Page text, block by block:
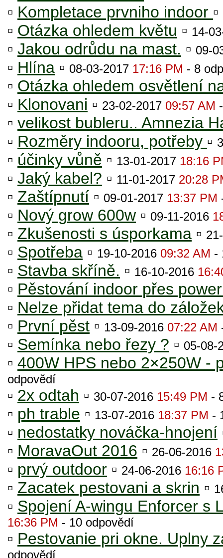
▫ Kompletace prvniho indoor ▫
▫ Otázka ohledem květu ▫ 14-
▫ Jakou odrůdu na mast. ▫ 09-
▫ Hlína ▫ 08-03-2017 17:16 PM - 8
▫ Otázka ohledem osvětlení
▫ Klonovani ▫ 23-02-2017 09:57 AM
▫ velikost bubleru.. Amnezia
▫ Rozměry indooru, potřeby ▫
▫ účinky vůně ▫ 13-01-2017 18:16
▫ Jaký kabel? ▫ 11-01-2017 20:28
▫ Zaštípnutí ▫ 09-01-2017 13:37 PM
▫ Nový grow 600w ▫ 09-11-2016
▫ Zkušenosti s úsporkama ▫
▫ Spotřeba ▫ 19-10-2016 09:32 AM -
▫ Stavba skříně. ▫ 16-10-2016
▫ Pěstování indoor přes
▫ Nelze přidat tema do
▫ První pěst ▫ 13-09-2016 07:22 AM
▫ Semínka nebo řezy ? ▫ 05-08-
▫ 400W HPS nebo 2×250W -
odpovědí
▫ 2x odtah ▫ 30-07-2016 15:49 PM -
▫ ph trable ▫ 13-07-2016 18:37 PM -
▫ nedostatky nováčka-hnojení
▫ MoravaOut 2016 ▫ 26-06-2016
▫ prvý outdoor ▫ 24-06-2016 16:16
▫ Zacatek pestovani a skrin ▫
▫ Spojení A-wingu Enforcer s
16:36 PM - 10 odpovědí
▫ Pestovanie pri okne. Uplny
odpovědí